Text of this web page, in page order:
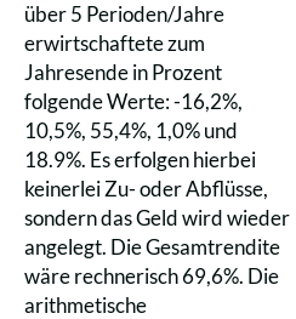
über 5 Perioden/Jahre
erwirtschaftete zum
Jahresende in Prozent
folgende Werte: -16,2%,
10,5%, 55,4%, 1,0% und
18.9%. Es erfolgen hierbei
keinerlei Zu- oder Abflüsse,
sondern das Geld wird wieder
angelegt. Die Gesamtrendite
wäre rechnerisch 69,6%. Die
arithmetische